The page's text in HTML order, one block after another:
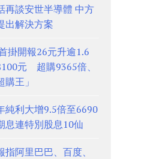
再談安世半導體 中方
出解決方案
掛開報26元升逾1.6
元 超購9365倍、
王」
純利大增9.5倍至6690
連特別股息10仙
阿里巴巴、百度、